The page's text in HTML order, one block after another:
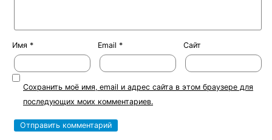
Имя * Email * Сайт
Сохранить моё имя, email и адрес сайта в этом браузере для
последующих моих комментариев.